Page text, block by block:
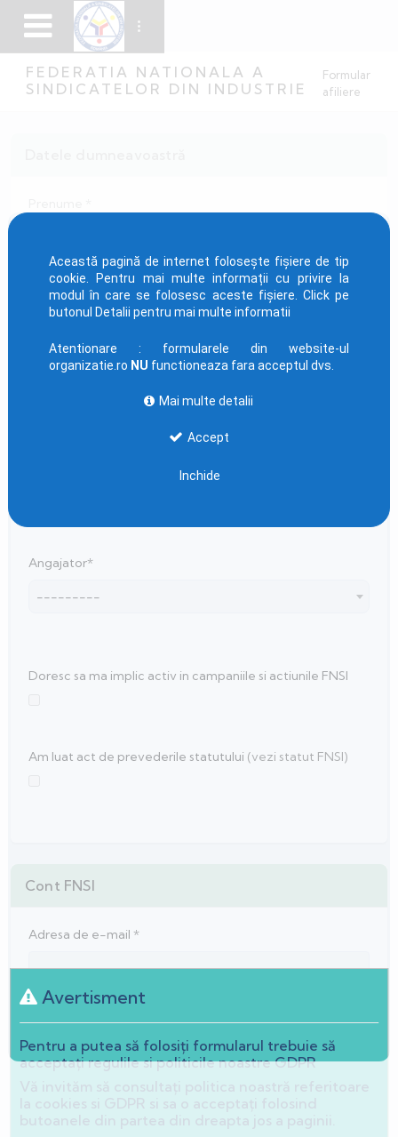
FEDERATIA NATIONALA A
SINDICATELOR DIN INDUSTRIE
Formular
afiliere
Nume *
Angajator*
---------
Doresc sa ma implic activ in campaniile si actiunile FNSI
Am luat act de prevederile statutului (vezi statut FNSI)
Cont FNSI
Adresa de e-mail *
Verificare adresa e-mail *
Parola *
Avertisment
Pentru a putea să folosiți formularul trebuie să
acceptați regulile si politicile noastre GDPR
Vă invităm să consultați politica noastră referitoare
la cookies si GDPR si sa o acceptați folosind
butoanele din partea din dreapta jos a paginii.
Această pagină de internet folosește fișiere de tip
cookie. Pentru mai multe informații cu privire la
modul în care se folosesc aceste fișiere. Click pe
butonul Detalii pentru mai multe informatii
Atentionare : formularele din website-ul
organizatie.ro NU functioneaza fara acceptul dvs.
Mai multe detalii
Accept
Inchide